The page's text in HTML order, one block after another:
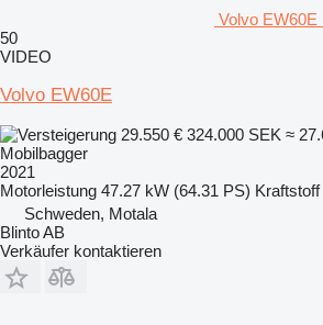
Volvo EW60E
50
VIDEO
Volvo EW60E
29.550 € 324.000 SEK ≈
Mobilbagger
2021
Motorleistung 47.27 kW (64.31 PS) Kraftstoff
Schweden, Motala
Blinto AB
Verkäufer kontaktieren